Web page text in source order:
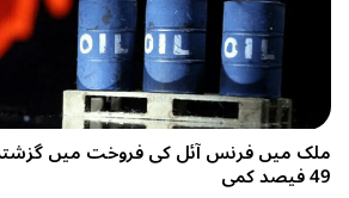
ملک میں فرنس آئل کی فروخت میں
49 فیصد کمی